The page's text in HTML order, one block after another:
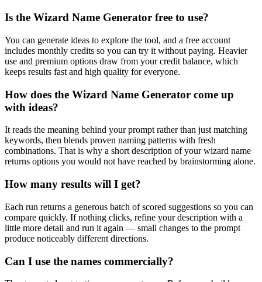
Is the Wizard Name Generator free to use?
You can generate ideas to explore the tool, and a free account
includes monthly credits so you can try it without paying. Heavier
use and premium options draw from your credit balance, which
keeps results fast and high quality for everyone.
How does the Wizard Name Generator come up
with ideas?
It reads the meaning behind your prompt rather than just matching
keywords, then blends proven naming patterns with fresh
combinations. That is why a short description of your wizard name
returns options you would not have reached by brainstorming alone.
How many results will I get?
Each run returns a generous batch of scored suggestions so you can
compare quickly. If nothing clicks, refine your description with a
little more detail and run it again — small changes to the prompt
produce noticeably different directions.
Can I use the names commercially?